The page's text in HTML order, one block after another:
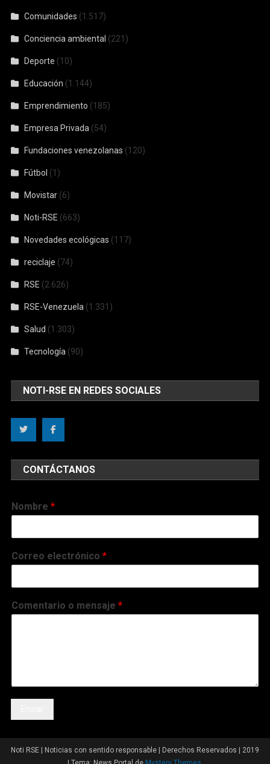
Comunidades (1.517)
Conciencia ambiental (221)
Deporte (10)
Educación (1.144)
Emprendimiento (185)
Empresa Privada (54)
Fundaciones venezolanas (120)
Fútbol (1)
Movistar (6)
Noti-RSE (663)
Novedades ecológicas (117)
reciclaje (74)
RSE (2.626)
RSE-Venezuela (1.331)
Salud (1.303)
Tecnología (90)
NOTI-RSE EN REDES SOCIALES
CONTÁCTANOS
Nombre*
Correo electrónico*
Comentario o mensaje*
Noti RSE | Noticias con sentido responsable | Derechos Reservados | 2019